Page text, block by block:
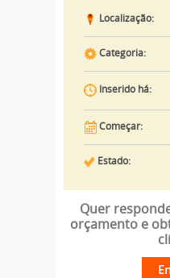
Localização:
Categoria:
Inserido há:
Começar:
Estado:
Quer
orçamento e